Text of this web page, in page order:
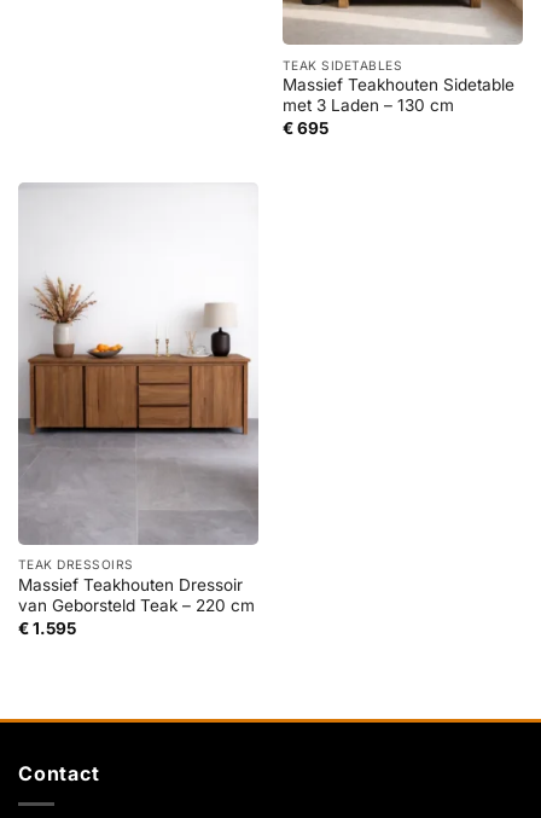
TEAK SIDETABLES
Massief Teakhouten Sidetable
met 3 Laden – 130 cm
€695
TEAK DRESSOIRS
Massief Teakhouten Dressoir
van Geborsteld Teak – 220 cm
€1.595
Contact